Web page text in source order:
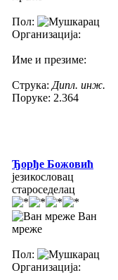
Пол:
Организација:
Име и презиме:
Струка: Дипл. инж.
Поруке: 2.364
Ђорђе Божовић
језикословац
староседелац
Ван
мреже
Пол:
Организација: